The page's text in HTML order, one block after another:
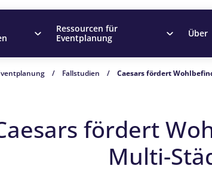
Ressourcen für
Eventplanung
Über
/ Fallstudien / Caesars fördert
fördert
Multi-